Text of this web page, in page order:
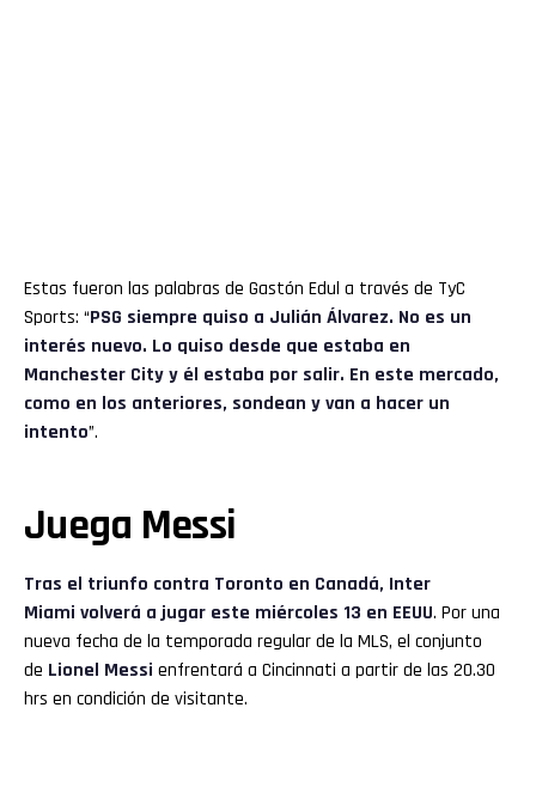
Estas fueron las palabras de Gastón Edul a través de TyC
Sports: “PSG siempre quiso a Julián Álvarez. No es un
interés nuevo. Lo quiso desde que estaba en
Manchester City y él estaba por salir. En este mercado,
como en los anteriores, sondean y van a hacer un
intento”.
Juega Messi
Tras el triunfo contra Toronto en Canadá, Inter
Miami volverá a jugar este miércoles 13 en EEUU. Por una
nueva fecha de la temporada regular de la MLS, el conjunto
de Lionel Messi enfrentará a Cincinnati a partir de las 20.30
hrs en condición de visitante.